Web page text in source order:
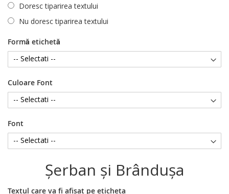
Doresc tiparirea textului
Nu doresc tiparirea textului
Formă etichetă
Culoare Font
Font
Şerban şi Brânduşa
Textul care va fi afisat pe eticheta